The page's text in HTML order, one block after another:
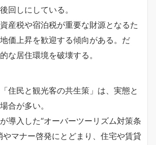
回しにしている。
産税や宿泊税が重要な財源となるた
価上昇を歓迎する傾向がある。だ
な居住環境を破壊する。
住民と観光客の共生策」は、実態と
合が多い。
導入した“オーバーツーリズム対策条
やマナー啓発にとどまり、住宅や賃貸